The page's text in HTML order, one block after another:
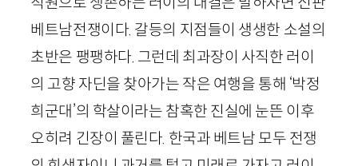
베트남전쟁이다. 갈등의 지점들이 생생한 소설의
초반은 팽팽하다. 그런데 최과장이 사직한 러이
의 고향 자딘을 찾아가는 작은 여행을 통해 ‘박정
희군대’의 학살이라는 참혹한 진실에 눈뜬 이후
오히려 긴장이 풀린다. 한국과 베트남 모두 전쟁